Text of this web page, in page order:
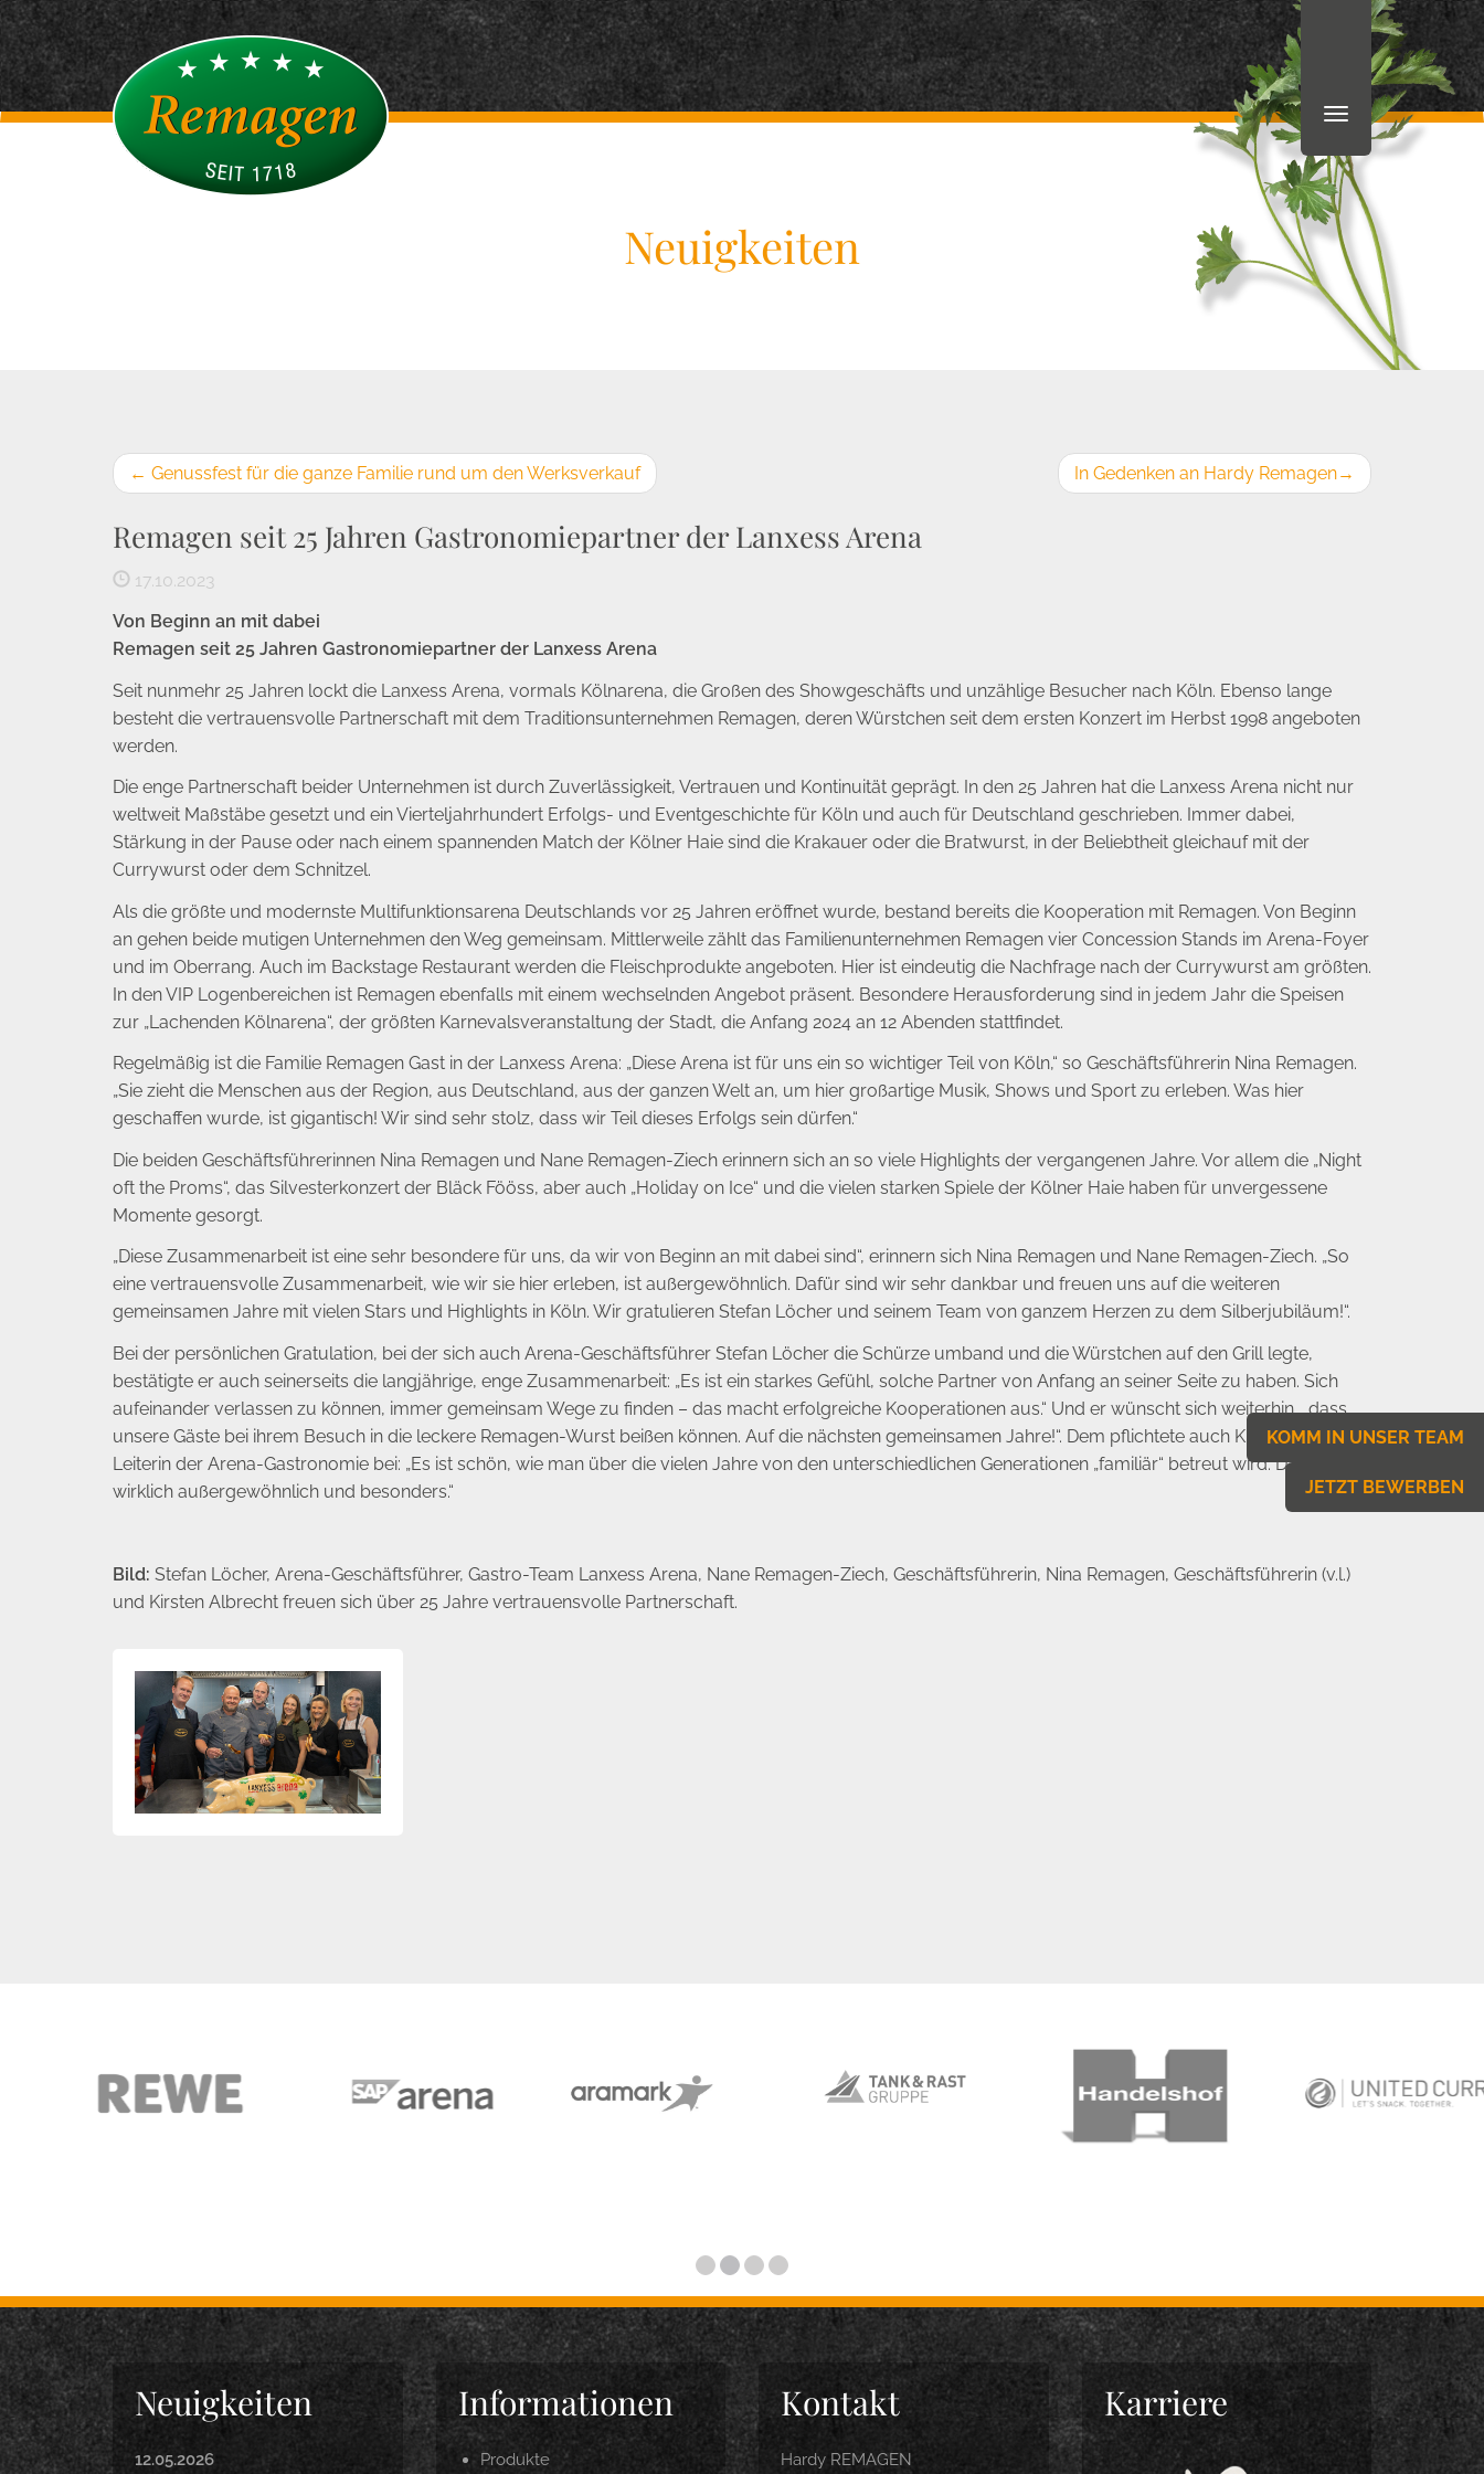
Neuigkeiten
← Genussfest für die ganze Familie rund um den Werksverkauf In Gedenken an Hardy Remagen→
Remagen seit 25 Jahren Gastronomiepartner der Lanxess Arena
17.10.2023
Von Beginn an mit dabei
Remagen seit 25 Jahren Gastronomiepartner der Lanxess Arena
Seit nunmehr 25 Jahren lockt die Lanxess Arena, vormals Kölnarena, die Großen des Showgeschäfts und unzählige Besucher nach Köln. Ebenso lange
besteht die vertrauensvolle Partnerschaft mit dem Traditionsunternehmen Remagen, deren Würstchen seit dem ersten Konzert im Herbst 1998 angeboten
werden.
Die enge Partnerschaft beider Unternehmen ist durch Zuverlässigkeit, Vertrauen und Kontinuität geprägt. In den 25 Jahren hat die Lanxess Arena nicht nur
weltweit Maßstäbe gesetzt und ein Vierteljahrhundert Erfolgs- und Eventgeschichte für Köln und auch für Deutschland geschrieben. Immer dabei,
Stärkung in der Pause oder nach einem spannenden Match der Kölner Haie sind die Krakauer oder die Bratwurst, in der Beliebtheit gleichauf mit der
Currywurst oder dem Schnitzel.
Als die größte und modernste Multifunktionsarena Deutschlands vor 25 Jahren eröffnet wurde, bestand bereits die Kooperation mit Remagen. Von Beginn
an gehen beide mutigen Unternehmen den Weg gemeinsam. Mittlerweile zählt das Familienunternehmen Remagen vier Concession Stands im Arena-Foyer
und im Oberrang. Auch im Backstage Restaurant werden die Fleischprodukte angeboten. Hier ist eindeutig die Nachfrage nach der Currywurst am größten.
In den VIP Logenbereichen ist Remagen ebenfalls mit einem wechselnden Angebot präsent. Besondere Herausforderung sind in jedem Jahr die Speisen
zur „Lachenden Kölnarena“, der größten Karnevalsveranstaltung der Stadt, die Anfang 2024 an 12 Abenden stattfindet.
Regelmäßig ist die Familie Remagen Gast in der Lanxess Arena: „Diese Arena ist für uns ein so wichtiger Teil von Köln,“ so Geschäftsführerin Nina Remagen.
„Sie zieht die Menschen aus der Region, aus Deutschland, aus der ganzen Welt an, um hier großartige Musik, Shows und Sport zu erleben. Was hier
geschaffen wurde, ist gigantisch! Wir sind sehr stolz, dass wir Teil dieses Erfolgs sein dürfen.“
Die beiden Geschäftsführerinnen Nina Remagen und Nane Remagen-Ziech erinnern sich an so viele Highlights der vergangenen Jahre. Vor allem die „Night
oft the Proms“, das Silvesterkonzert der Bläck Fööss, aber auch „Holiday on Ice“ und die vielen starken Spiele der Kölner Haie haben für unvergessene
Momente gesorgt.
„Diese Zusammenarbeit ist eine sehr besondere für uns, da wir von Beginn an mit dabei sind“, erinnern sich Nina Remagen und Nane Remagen-Ziech. „So
eine vertrauensvolle Zusammenarbeit, wie wir sie hier erleben, ist außergewöhnlich. Dafür sind wir sehr dankbar und freuen uns auf die weiteren
gemeinsamen Jahre mit vielen Stars und Highlights in Köln. Wir gratulieren Stefan Löcher und seinem Team von ganzem Herzen zu dem Silberjubiläum!“.
Bei der persönlichen Gratulation, bei der sich auch Arena-Geschäftsführer Stefan Löcher die Schürze umband und die Würstchen auf den Grill legte,
bestätigte er auch seinerseits die langjährige, enge Zusammenarbeit: „Es ist ein starkes Gefühl, solche Partner von Anfang an seiner Seite zu haben. Sich
aufeinander verlassen zu können, immer gemeinsam Wege zu finden – das macht erfolgreiche Kooperationen aus.“ Und er wünscht sich weiterhin, „dass
unsere Gäste bei ihrem Besuch in die leckere Remagen-Wurst beißen können. Auf die nächsten gemeinsamen Jahre!“. Dem pflichtete auch Kirsten Albrecht,
Leiterin der Arena-Gastronomie bei: „Es ist schön, wie man über die vielen Jahre von den unterschiedlichen Generationen „familiär“ betreut wird. Das ist
wirklich außergewöhnlich und besonders.“
Bild: Stefan Löcher, Arena-Geschäftsführer, Gastro-Team Lanxess Arena, Nane Remagen-Ziech, Geschäftsführerin, Nina Remagen, Geschäftsführerin (v.l.)
und Kirsten Albrecht freuen sich über 25 Jahre vertrauensvolle Partnerschaft.
Neuigkeiten
12.05.2026
Informationen
Produkte
Kontakt
Hardy REMAGEN
Karriere
KOMM IN UNSER TEAM
JETZT BEWERBEN